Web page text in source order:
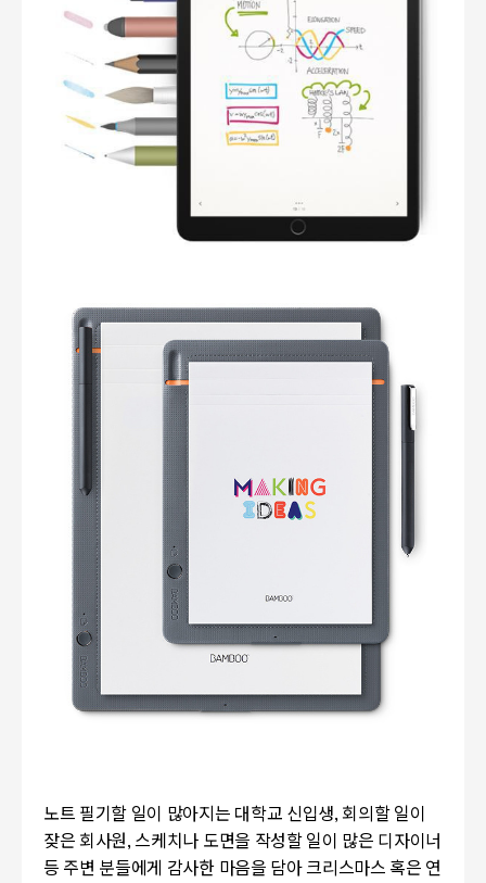
노트 필기할 일이 많아지는 대학교 신입생, 회의할 일이
잦은 회사원, 스케치나 도면을 작성할 일이 많은 디자이너
등 주변 분들에게 감사한 마음을 담아 크리스마스 혹은 연